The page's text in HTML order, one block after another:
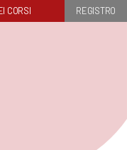
CORSI REGISTRO